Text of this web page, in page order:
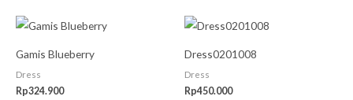
Gamis Blueberry
Dress
Rp324.900
Dress0201008
Dress
Rp450.000